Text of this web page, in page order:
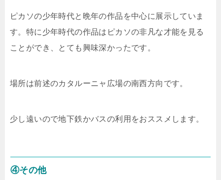
ピカソの少年時代と晩年の作品を中心に展示していま
す。特に少年時代の作品はピカソの非凡な才能を見る
ことができ、とても興味深かったです。
場所は前述のカタルーニャ広場の南西方向です。
少し遠いので地下鉄かバスの利用をおススメします。
④その他